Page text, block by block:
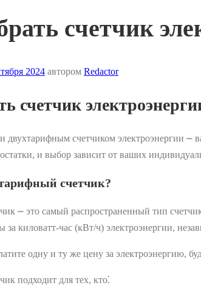
счетчик
2024 автором Redactor
счетчик
счетчиком электроэнергии ⎼
и выбор зависит от ваших
счетчик?
⎼ это самый распространенный тип
киловатт-час (кВт/ч) электроэнергии,
одну и ту же цену за электроэнергию,
подходит для тех, кто⁚